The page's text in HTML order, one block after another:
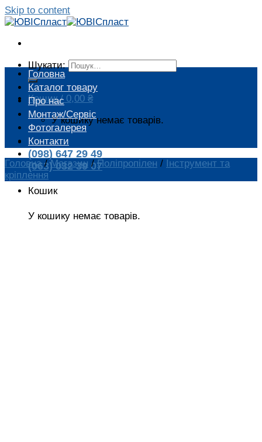
Skip to content
Шукати:
Кошик / 0,00 ₴
У кошику немає товарів.
(098) 647 29 49
(063) 032 39 07
Кошик
У кошику немає товарів.
Головна
Каталог товару
Про нас
Монтаж/Сервіс
Фотогалерея
Контакти
Головна / Магазин / Поліпропілен / Інструмент та
кріплення